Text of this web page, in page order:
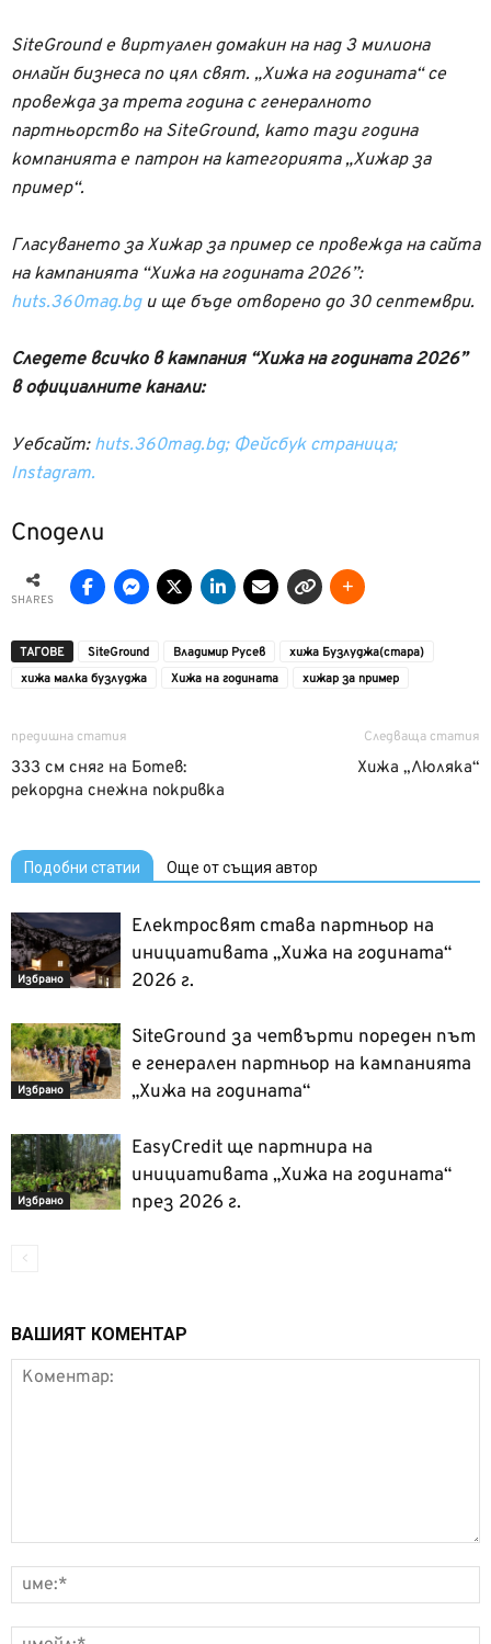
SiteGround e виртуален домакин на над 3 милиона
онлайн бизнеса по цял свят. „Хижа на годината“ се
провежда за трета година с генералното
партньорство на SiteGround, като тази година
компанията е патрон на категорията „Хижар за
пример“.
Гласуването за Хижар за пример се провежда на сайта
на кампанията “Хижа на годината 2026”:
huts.360mag.bgи ще бъде отворено до 30 септември.
Следете всичко в кампания “Хижа на годината 2026”
в официалните канали:
Уебсайт: huts.360mag.bg; Фейсбук страница;
Instagram.
Сподели
SHARES
ТАГОВЕ SiteGround Владимир Русев
хижа Бузлуджа(стара)
хижа малка бузлуджа
Хижа на годината хижар за пример
предишна статия
333 см сняг на Ботев:
рекордна снежна покривка
Следваща статия
Хижа „Люляка“
Подобни статии Още от същия автор
Избрано
Електросвят става партньор на
инициативата „Хижа на годината“
2026 г.
Избрано
SiteGround за четвърти пореден път
е генерален партньор на кампанията
„Хижа на годината“
Избрано
EasyCredit ще партнира на
инициативата „Хижа на годината“
през 2026 г.
ВАШИЯТ КОМЕНТАР